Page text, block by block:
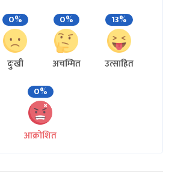
0%
दुःखी
0%
अचम्मित
13%
उत्साहित
0%
आक्रोशित